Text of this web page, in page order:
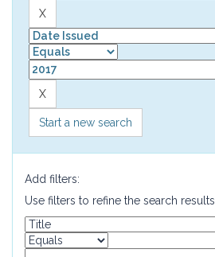
Start a new search
Add filters:
Use filters to refine the search results.